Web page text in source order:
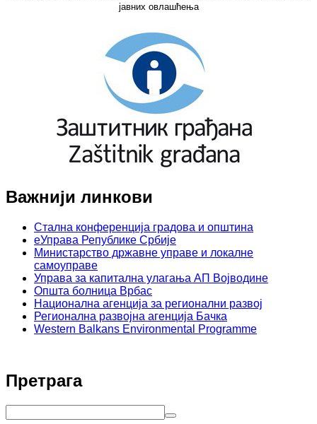
јавних овлашћења
Важнији линкови
Стална конференција градова и општина
еУправа Републике Србије
Министарство државне управе и локалне
самоуправе
Управа за капитална улагања АП Војводине
Општа болница Врбас
Национална агенција за регионални развој
Регионална развојна агенција Бачка
Western Balkans Environmental Programme
Претрага